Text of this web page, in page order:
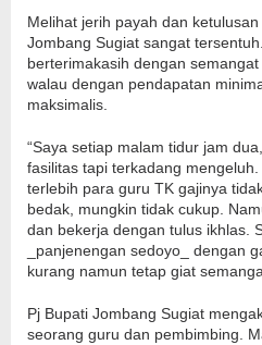
Melihat jerih payah dan
Jombang Sugiat sangat
berterimakasih dengan
walau dengan pendapatan
maksimalis.
“Saya setiap malam tidur jam
fasilitas tapi terkadang
terlebih para guru TK gajinya
bedak, mungkin tidak cukup.
dan bekerja dengan tulus ikhlas.
_panjenengan sedoyo_ dengan
kurang namun tetap giat
Pj Bupati Jombang Sugiat
seorang guru dan pembimbing.